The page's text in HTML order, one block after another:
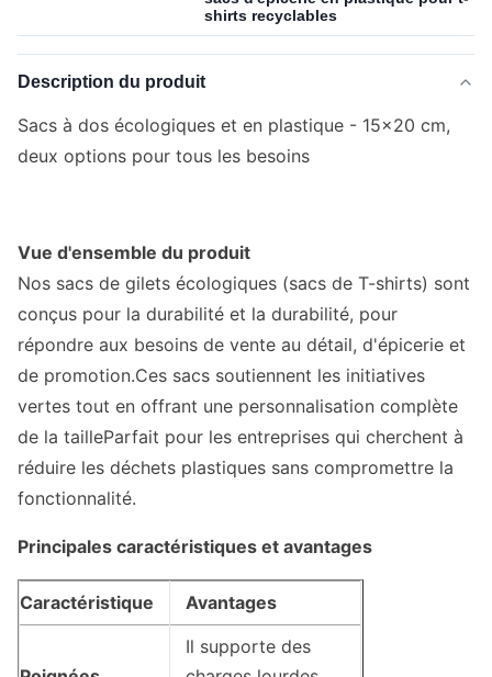
shirts recyclables
Description du produit
Sacs à dos écologiques et en plastique - 15x20 cm,
deux options pour tous les besoins
Vue d'ensemble du produit
Nos sacs de gilets écologiques (sacs de T-shirts) sont
conçus pour la durabilité et la durabilité, pour
répondre aux besoins de vente au détail, d'épicerie et
de promotion.Ces sacs soutiennent les initiatives
vertes tout en offrant une personnalisation complète
de la tailleParfait pour les entreprises qui cherchent à
réduire les déchets plastiques sans compromettre la
fonctionnalité.
Principales caractéristiques et avantages
Caractéristique Avantages
Il supporte des